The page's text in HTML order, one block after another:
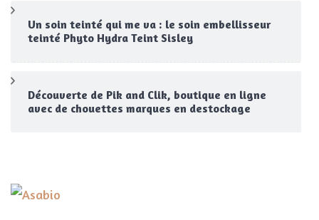
Un soin teinté qui me va : le soin embellisseur
teinté Phyto Hydra Teint Sisley
Découverte de Pik and Clik, boutique en ligne
avec de chouettes marques en destockage